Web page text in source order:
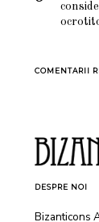
COMENTARII
DESPRE NOI
Bizanticons